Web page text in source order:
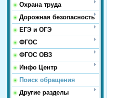
Охрана труда
Дорожная безопасность
ЕГЭ и ОГЭ
ФГОС
ФГОС ОВЗ
Инфо Центр
Поиск обращения
Другие разделы